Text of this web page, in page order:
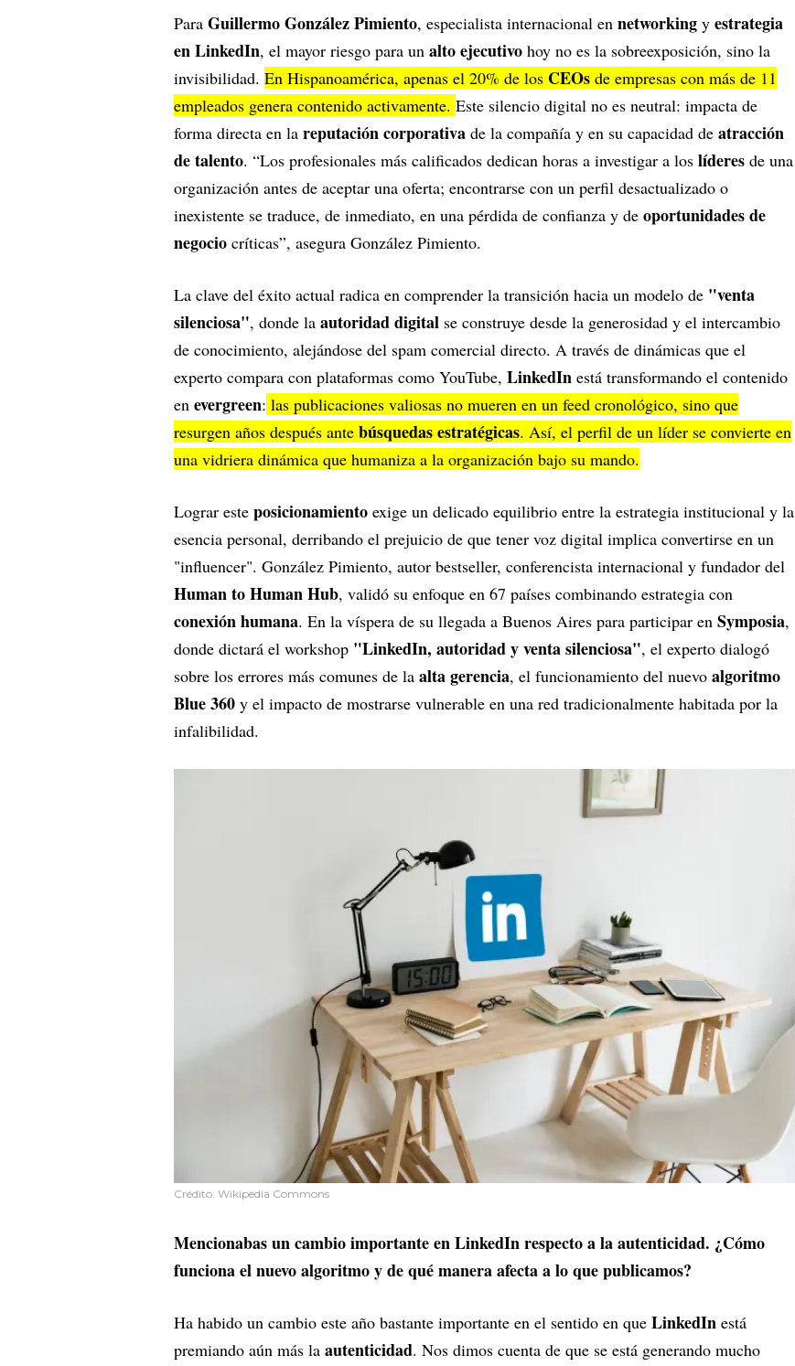
Para Guillermo González Pimiento, especialista internacional en networking y estrategia
en LinkedIn, el mayor riesgo para un alto ejecutivo hoy no es la sobreexposición, sino la
invisibilidad. En Hispanoamérica, apenas el 20% de los CEOs de empresas con más de 11
empleados genera contenido activamente. Este silencio digital no es neutral: impacta de
forma directa en la reputación corporativa de la compañía y en su capacidad de atracción
de talento. “Los profesionales más calificados dedican horas a investigar a los líderes de una
organización antes de aceptar una oferta; encontrarse con un perfil desactualizado o
inexistente se traduce, de inmediato, en una pérdida de confianza y de oportunidades de
negocio críticas”, asegura González Pimiento.
La clave del éxito actual radica en comprender la transición hacia un modelo de "venta
silenciosa", donde la autoridad digital se construye desde la generosidad y el intercambio
de conocimiento, alejándose del spam comercial directo. A través de dinámicas que el
experto compara con plataformas como YouTube, LinkedIn está transformando el contenido
en evergreen: las publicaciones valiosas no mueren en un feed cronológico, sino que
resurgen años después ante búsquedas estratégicas. Así, el perfil de un líder se convierte en
una vidriera dinámica que humaniza a la organización bajo su mando.
Lograr este posicionamiento exige un delicado equilibrio entre la estrategia institucional y la
esencia personal, derribando el prejuicio de que tener voz digital implica convertirse en un
"influencer". González Pimiento, autor bestseller, conferencista internacional y fundador del
Human to Human Hub, validó su enfoque en 67 países combinando estrategia con
conexión humana. En la víspera de su llegada a Buenos Aires para participar en Symposia,
donde dictará el workshop "LinkedIn, autoridad y venta silenciosa", el experto dialogó
sobre los errores más comunes de la alta gerencia, el funcionamiento del nuevo algoritmo
Blue 360 y el impacto de mostrarse vulnerable en una red tradicionalmente habitada por la
infalibilidad.
Crédito: Wikipedia Commons
Mencionabas un cambio importante en LinkedIn respecto a la autenticidad. ¿Cómo
funciona el nuevo algoritmo y de qué manera afecta a lo que publicamos?
Ha habido un cambio este año bastante importante en el sentido en que LinkedIn está
premiando aún más la autenticidad. Nos dimos cuenta de que se está generando mucho